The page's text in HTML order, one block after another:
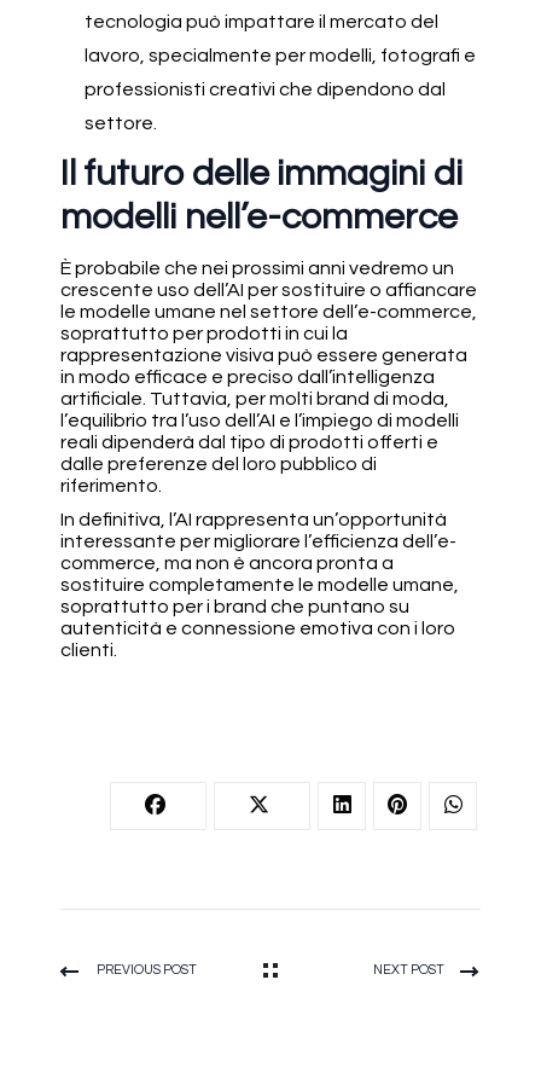
tecnologia può impattare il mercato del
lavoro, specialmente per modelli, fotografi e
professionisti creativi che dipendono dal
settore.
Il futuro delle immagini di
modelli nell’e-commerce
È probabile che nei prossimi anni vedremo un
crescente uso dell’AI per sostituire o affiancare
le modelle umane nel settore dell’e-commerce,
soprattutto per prodotti in cui la
rappresentazione visiva può essere generata
in modo efficace e preciso dall’intelligenza
artificiale. Tuttavia, per molti brand di moda,
l’equilibrio tra l’uso dell’AI e l’impiego di modelli
reali dipenderà dal tipo di prodotti offerti e
dalle preferenze del loro pubblico di
riferimento.
In definitiva, l’AI rappresenta un’opportunità
interessante per migliorare l’efficienza dell’e-
commerce, ma non è ancora pronta a
sostituire completamente le modelle umane,
soprattutto per i brand che puntano su
autenticità e connessione emotiva con i loro
clienti.
PREVIOUS POST NEXT POST